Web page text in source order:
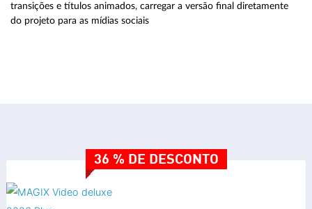
transições e títulos animados, carregar a versão final diretamente
do projeto para as mídias sociais
36 % DE DESCONTO